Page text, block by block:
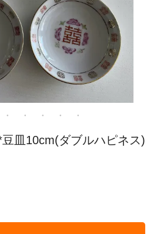
皿10cm(ダブルハピネス)